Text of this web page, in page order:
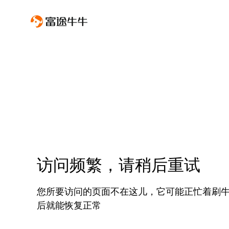
访问频繁，请稍后重试
您所要访问的页面不在这儿，它可能正忙着刷
后就能恢复正常